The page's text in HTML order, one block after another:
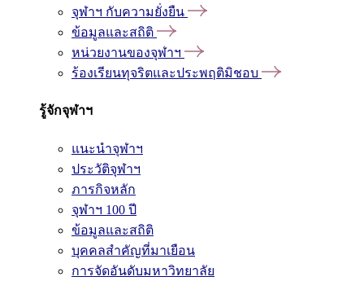
จุฬาฯ กับความยั่งยืน
ข้อมูลและสถิติ
หน่วยงานของจุฬาฯ
ร้องเรียนทุจริตและประพฤติมิชอบ
รู้จักจุฬาฯ
แนะนำจุฬาฯ
ประวัติจุฬาฯ
ภารกิจหลัก
จุฬาฯ 100 ปี
ข้อมูลและสถิติ
บุคคลสำคัญที่มาเยือน
การจัดอันดับมหาวิทยาลัย